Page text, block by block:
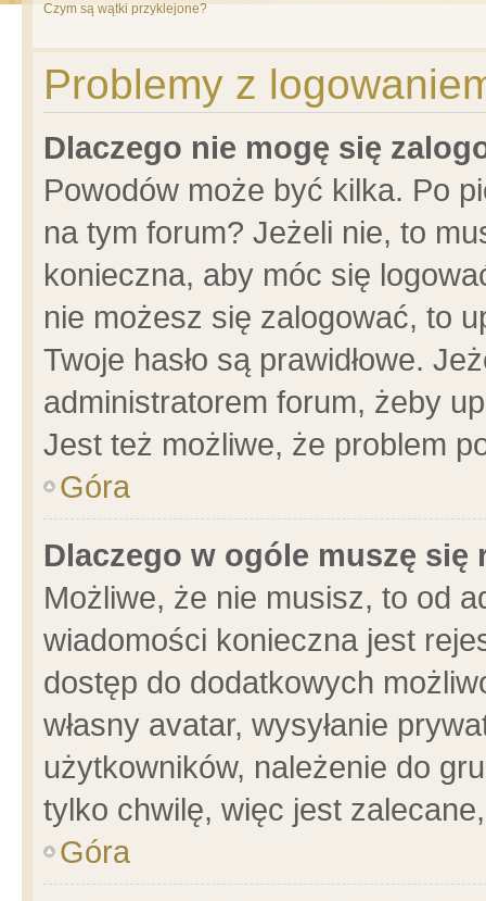
Czym są wątki przyklejone?
Problemy z
Dlaczego nie mogę się
Powodów może być kilka. Po
na tym forum? Jeżeli nie, to
konieczna, aby móc się
nie możesz się zalogować, to
Twoje hasło są prawidłowe.
administratorem forum, żeby
Jest też możliwe, że problem
Góra
Dlaczego w ogóle muszę się
Możliwe, że nie musisz, to od
wiadomości konieczna jest
dostęp do dodatkowych
własny avatar, wysyłanie
użytkowników, należenie do
tylko chwilę, więc jest
Góra